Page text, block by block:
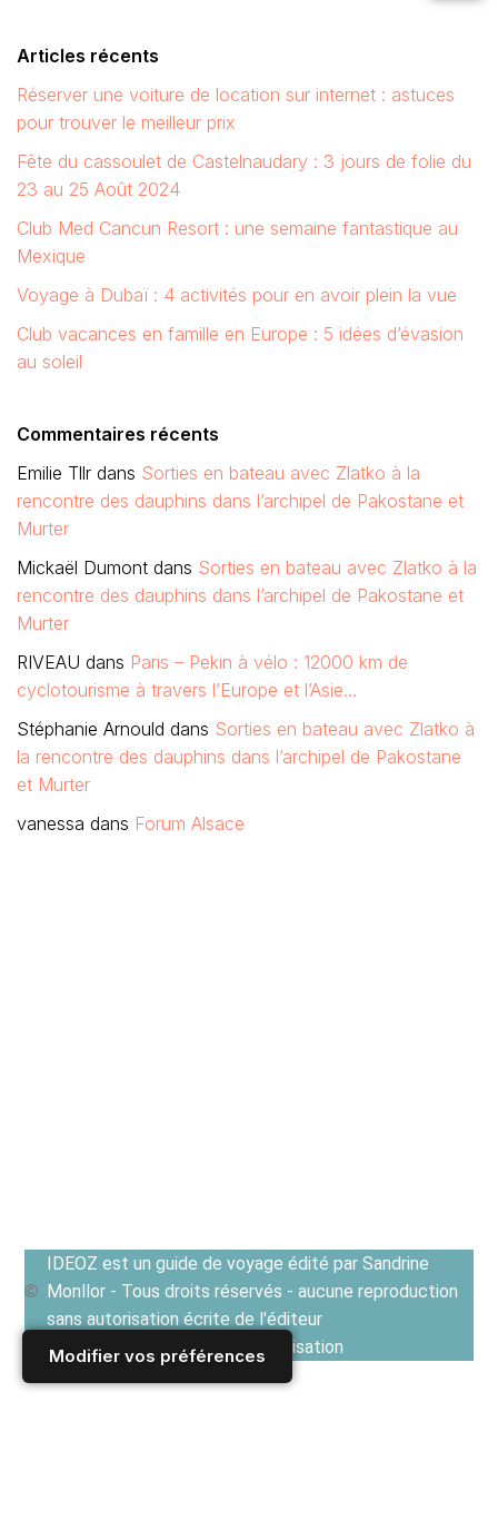
Modifier vos préférences
Articles récents
Réserver une voiture de location sur internet : astuces
pour trouver le meilleur prix
Fête du cassoulet de Castelnaudary : 3 jours de folie du
23 au 25 Août 2024
Club Med Cancun Resort : une semaine fantastique au
Mexique
Voyage à Dubaï : 4 activités pour en avoir plein la vue
Club vacances en famille en Europe : 5 idées d’évasion
au soleil
Commentaires récents
Emilie Tllr dans Sorties en bateau avec Zlatko à la
rencontre des dauphins dans l’archipel de Pakostane et
Murter
Mickaël Dumont dans Sorties en bateau avec Zlatko à la
rencontre des dauphins dans l’archipel de Pakostane et
Murter
RIVEAU dans Paris – Pekin à vélo : 12000 km de
cyclotourisme à travers l’Europe et l’Asie…
Stéphanie Arnould dans Sorties en bateau avec Zlatko à
la rencontre des dauphins dans l’archipel de Pakostane
et Murter
vanessa dans Forum Alsace
IDEOZ est un guide de voyage édité par Sandrine
Monllor - Tous droits réservés - aucune reproduction
sans autorisation écrite de l'éditeur
Voir les Conditions générales d'utilisation